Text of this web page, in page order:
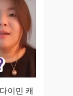
이민 캐